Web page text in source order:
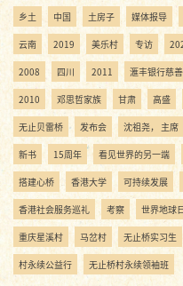
乡土 中国 土房子 媒体报导
云南 2019 美乐村 专访
2008 四川 2011 滙丰银行慈
2010 邓思哲家族 甘肃 高盛
无止贝雷桥 发布会 沈祖尧， 主席
新书 15周年 看见世界的另一端
搭建心桥 香港大学 可持续发展
香港社会服务巡礼 考察 世界地球
重庆星溪村 马岔村 无止桥实习生
村永续公益行 无止桥村永续领袖班